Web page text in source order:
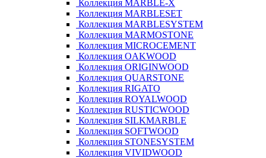
Коллекция MARBLE-X
Коллекция MARBLESET
Коллекция MARBLESYSTEM
Коллекция MARMOSTONE
Коллекция MICROCEMENT
Коллекция OAKWOOD
Коллекция ORIGINWOOD
Коллекция QUARSTONE
Коллекция RIGATO
Коллекция ROYALWOOD
Коллекция RUSTICWOOD
Коллекция SILKMARBLE
Коллекция SOFTWOOD
Коллекция STONESYSTEM
Коллекция VIVIDWOOD